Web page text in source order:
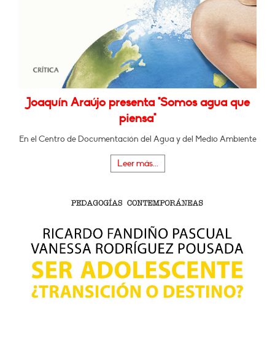
Joaquín Araújo presenta "Somos agua que
piensa"
En el Centro de Documentación del Agua y del Medio Ambiente
Leer más...